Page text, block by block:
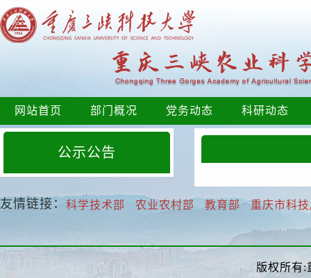
网站首页 部门概况 党务动态 科研动态
公示公告
友情链接： 科学技术部 农业农村部 教育部 重庆市科
版权所有: